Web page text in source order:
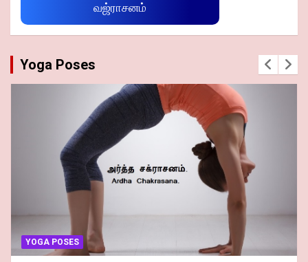
வஜ்ராசனம்
Yoga Poses
YOGA POSES